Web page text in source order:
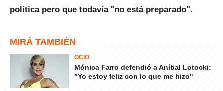
política pero que todavía "no está preparado".
MIRÁ TAMBIÉN
OCIO
Mónica Farro defendió a Aníbal Lotocki:
"Yo estoy feliz con lo que me hizo"